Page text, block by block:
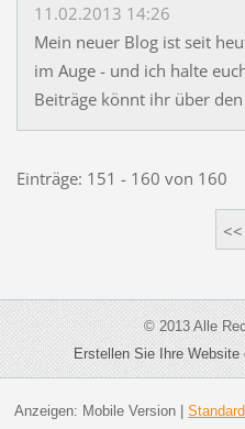
11.02.2013 14:26
Mein neuer Blog ist seit
im Auge - und ich halte
Beiträge könnt ihr über den
Einträge: 151 - 160 von 160
<<
© 2013 Alle
Erstellen Sie Ihre Website
Anzeigen: Mobile Version|